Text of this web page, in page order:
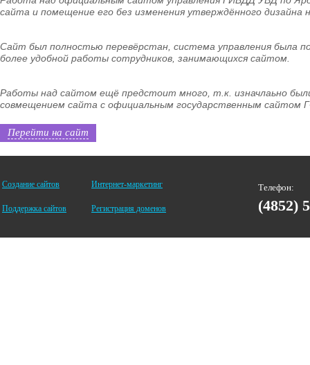
сайта и помещение его без изменения утверждённого дизайна
Сайт был полностью перевёрстан, система управления была
более удобной работы сотрудников, занимающихся сайтом.
Работы над сайтом ещё предстоит много, т.к. изначлаьно
совмещением сайта с официальным государственным сайтом
Перейти на сайт
Создание сайтов Интернет-маркетинг
Поддержка сайтов Регистрация доменов
Телефон:
(4852)